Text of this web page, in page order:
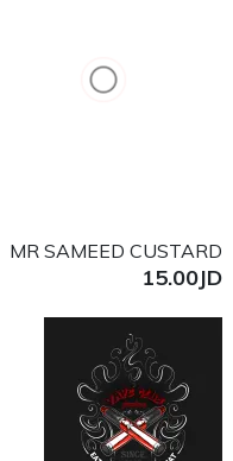
MR SAMEED CUSTARD
15.00JD